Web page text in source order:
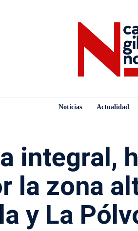
Noticias Actualidad
integral,
la zona
y La